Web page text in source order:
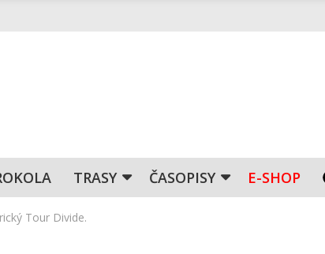
TRASY ČASOPISY E-SHOP
Tour Divide.